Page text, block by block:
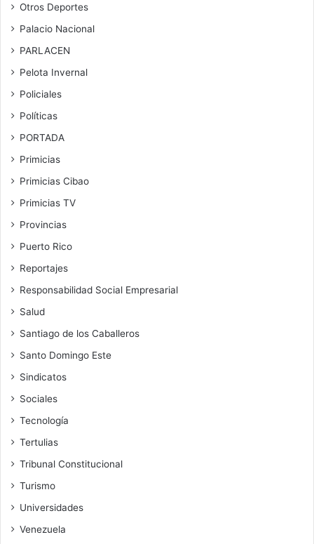
Otros Deportes
Palacio Nacional
PARLACEN
Pelota Invernal
Policiales
Políticas
PORTADA
Primicias
Primicias Cibao
Primicias TV
Provincias
Puerto Rico
Reportajes
Responsabilidad Social Empresarial
Salud
Santiago de los Caballeros
Santo Domingo Este
Sindicatos
Sociales
Tecnología
Tertulias
Tribunal Constitucional
Turismo
Universidades
Venezuela